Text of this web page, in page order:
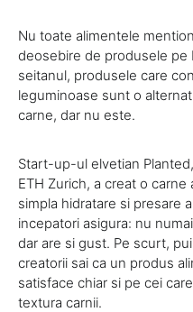
Nu toate alimentele
deosebire de produsele pe
seitanul, produsele care
leguminoase sunt o
carne, dar nu este.
Start-up-ul elvetian
ETH Zurich, a creat o
simpla hidratare si presare
incepatori asigura: nu
dar are si gust. Pe scurt,
creatorii sai ca un produs
satisface chiar si pe cei
textura carnii.